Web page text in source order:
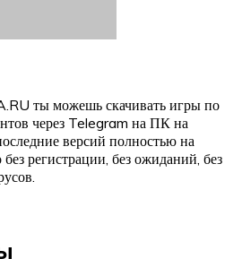
ты можешь скачивать игры по
через Telegram на ПК на
версий полностью на
регистрации, без ожиданий, без